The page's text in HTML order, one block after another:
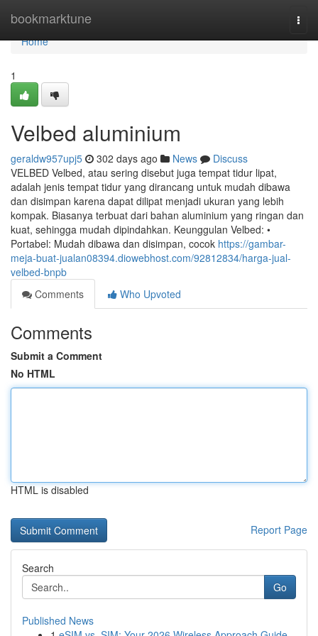
bookmarktune
Home
Home
1
Velbed aluminium
geraldw957upj5 302 days ago News
Discuss
VELBED Velbed, atau sering disebut juga tempat tidur lipat,
adalah jenis tempat tidur yang dirancang untuk mudah dibawa
dan disimpan karena dapat dilipat menjadi ukuran yang lebih
kompak. Biasanya terbuat dari bahan aluminium yang ringan dan
kuat, sehingga mudah dipindahkan. Keunggulan Velbed: •
Portabel: Mudah dibawa dan disimpan, cocok https://gambar-
meja-buat-jualan08394.diowebhost.com/92812834/harga-jual-
velbed-bnpb
Comments
Who Upvoted
Comments
Submit a Comment
No HTML
HTML is disabled
Report Page
Search
Go
Published News